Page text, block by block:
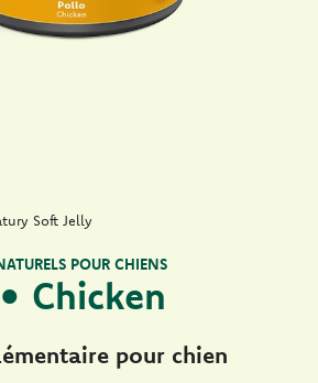
Soft Jelly
Chicken
POUR CHIENS
pour chien